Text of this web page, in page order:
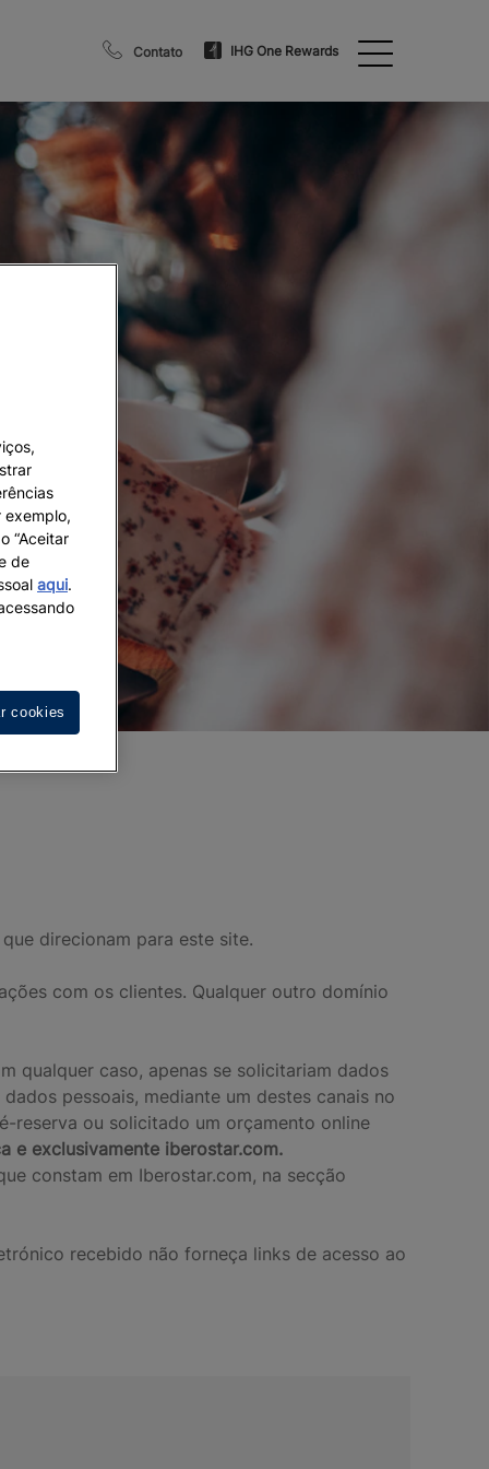
Contato IHG One Rewards
direcionam para este site.
com os clientes. Qualquer outro domínio
qualquer caso, apenas se solicitariam dados
pessoais, mediante um destes canais no
reserva ou solicitado um orçamento online
e exclusivamente iberostar.com.
constam em Iberostar.com, na secção
recebido não forneça links de acesso ao
exemplo,
“Aceitar
de
aqui.
cookies